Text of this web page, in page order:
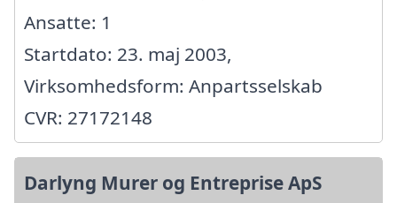
Ansatte: 1
Startdato: 23. maj 2003,
Virksomhedsform: Anpartsselskab
CVR: 27172148
Darlyng Murer og Entreprise ApS